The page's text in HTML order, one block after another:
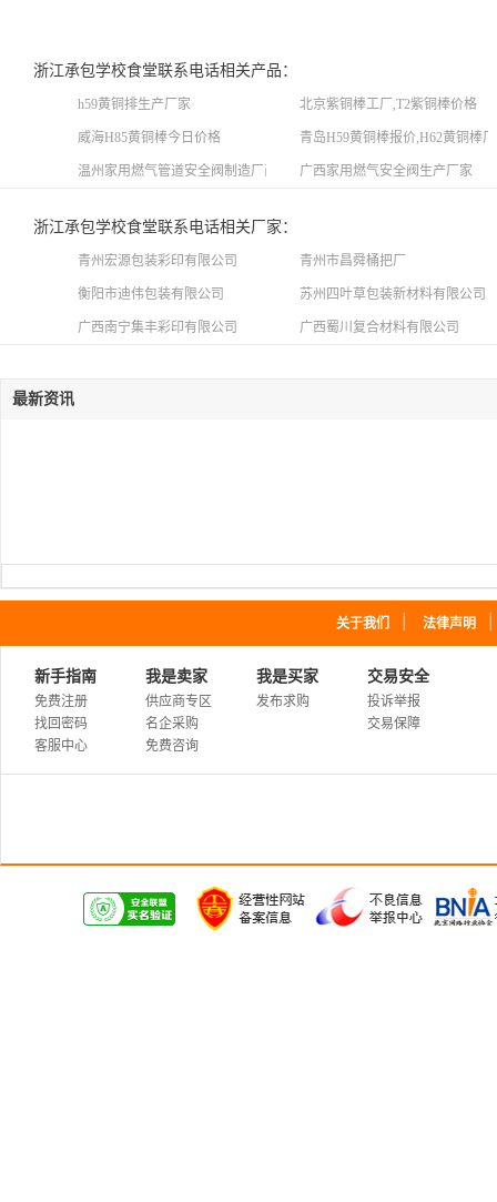
浙江承包学校食堂联系电话相关产品：
h59黄铜排生产厂家 北京紫铜棒工厂,T2紫铜棒价格
威海H85黄铜棒今日价格 青岛H59黄铜棒报价,H62黄铜棒
温州家用燃气管道安全阀制造厂商 广西家用燃气安全阀生产厂家
浙江承包学校食堂联系电话相关厂家：
青州宏源包装彩印有限公司 青州市昌舜桶把厂
衡阳市迪伟包装有限公司 苏州四叶草包装新材料有限公司
广西南宁集丰彩印有限公司 广西蜀川复合材料有限公司
最新资讯
关于我们 法律声明
新手指南
免费注册
找回密码
客服中心
我是卖家
供应商专区
名企采购
免费咨询
我是买家
发布求购
交易安全
投诉举报
交易保障